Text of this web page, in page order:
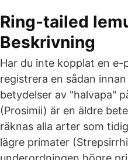
Ring-tailed
Beskrivning
Har du inte kopplat en
registrera en sådan
betydelser av "halvapa"
(Prosimii) är en äldre
räknas alla arter som
lägre primater